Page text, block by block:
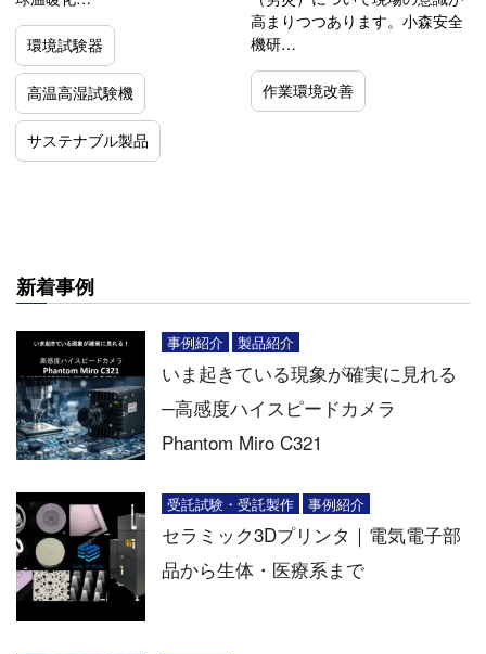
環境試験器
高温高湿試験機
サステナブル製品
高まりつつあります。小森安全
機研…
作業環境改善
新着事例
事例紹介 製品紹介
いま起きている現象が確実に見れる
─高感度ハイスピードカメラ
Phantom Miro C321
受託試験・受託製作 事例紹介
セラミック3Dプリンタ｜電気電子部
品から生体・医療系まで